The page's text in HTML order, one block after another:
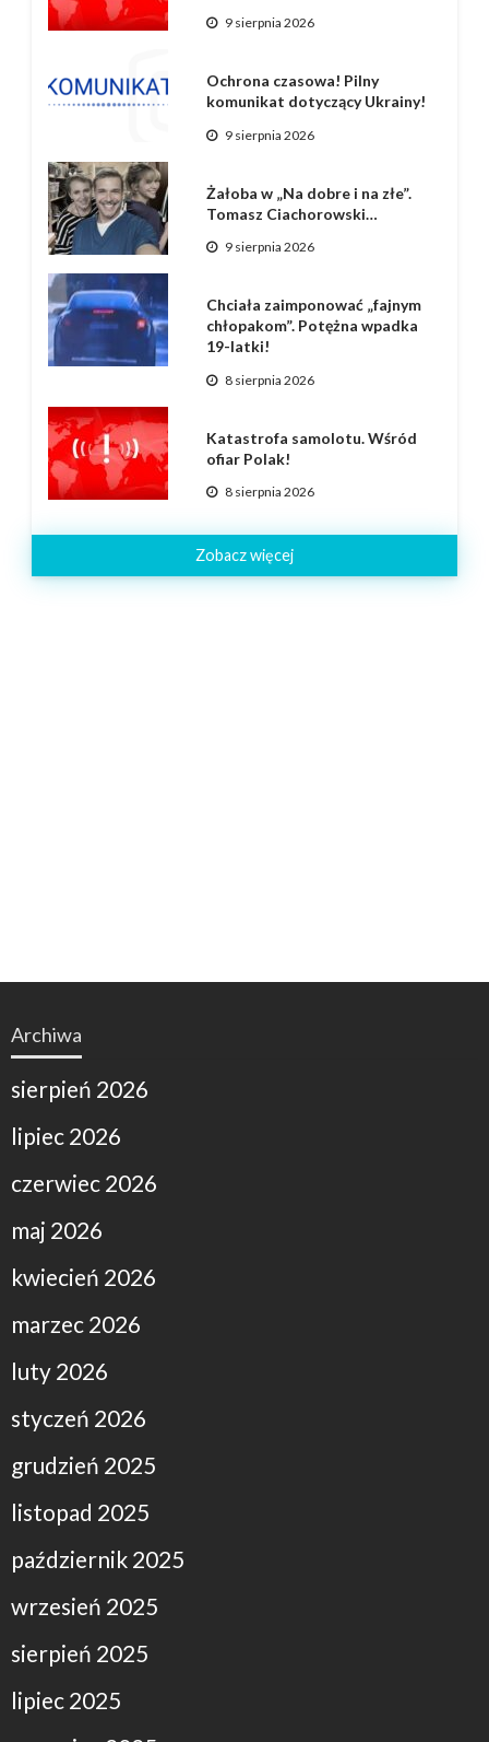
9 sierpnia 2026
Ochrona czasowa! Pilny
komunikat dotyczący Ukrainy!
9 sierpnia 2026
Żałoba w „Na dobre i na złe”.
Tomasz Ciachorowski…
9 sierpnia 2026
Chciała zaimponować „fajnym
chłopakom”. Potężna wpadka
19-latki!
8 sierpnia 2026
Katastrofa samolotu. Wśród
ofiar Polak!
8 sierpnia 2026
Zobacz więcej
Archiwa
sierpień 2026
lipiec 2026
czerwiec 2026
maj 2026
kwiecień 2026
marzec 2026
luty 2026
styczeń 2026
grudzień 2025
listopad 2025
październik 2025
wrzesień 2025
sierpień 2025
lipiec 2025